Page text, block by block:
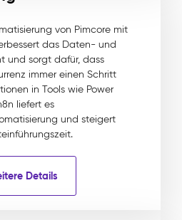
von Pimcore mit
das Daten- und
und sorgt dafür, dass
immer einen Schritt
in Tools wie Power
liefert es
und steigert
Details